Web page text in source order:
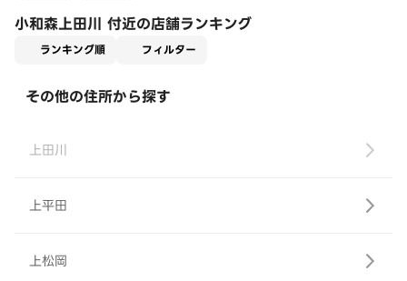
小和森上田川 付近の店舗ランキング
ランキング順 フィルター
その他の住所から探す
上田川
上平田
上松岡